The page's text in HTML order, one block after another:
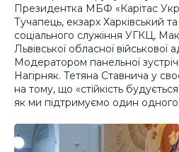
Президентка МБФ «Карітас
Тучапець, екзарх Харківський
соціального служіння УГКЦ,
Львівської обласної військової
Модератором панельної
Нагірняк. Тетяна Ставнича у
на тому, що «стійкість будується
як ми підтримуємо один